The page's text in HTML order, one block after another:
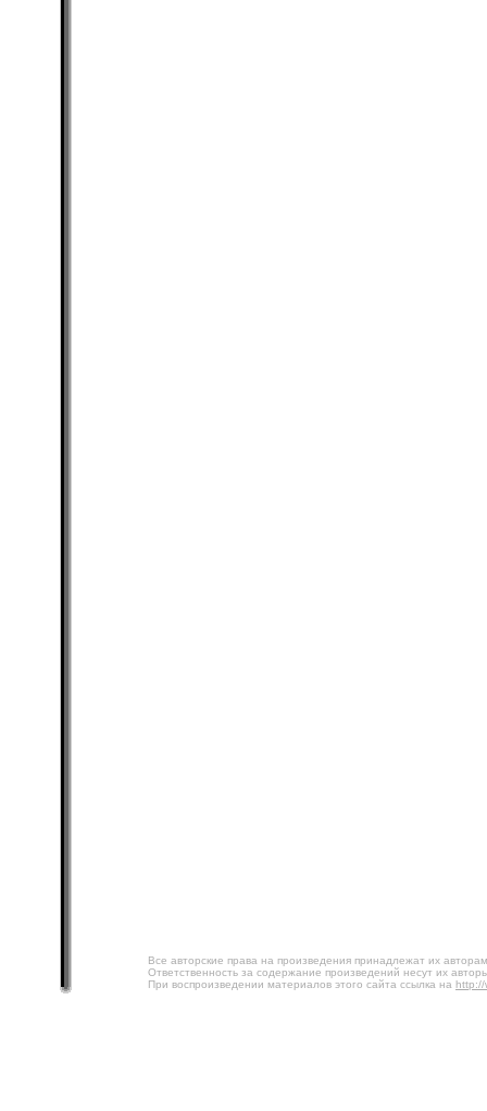
Все авторские права на произведения принадлежат их
Ответственность за содержание произведений несут их
При воспроизведении материалов этого сайта ссылка на http://